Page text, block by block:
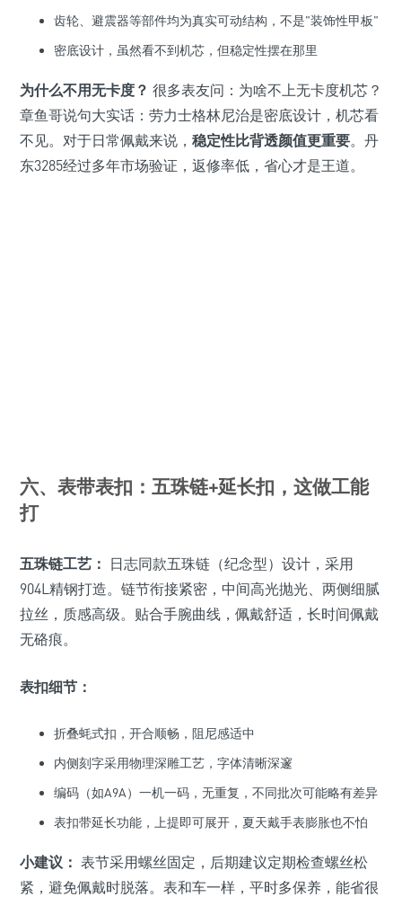
齿轮、避震器等部件均为真实可动结构，不是"装饰性甲板"
密底设计，虽然看不到机芯，但稳定性摆在那里
为什么不用无卡度？ 很多表友问：为啥不上无卡度机芯？
章鱼哥说句大实话：劳力士格林尼治是密底设计，机芯看
不见。对于日常佩戴来说， 稳定性比背透颜值更重要。丹
东3285经过多年市场验证，返修率低，省心才是王道。
六、表带表扣：五珠链+延长扣，这做工能
打
五珠链工艺： 日志同款五珠链（纪念型）设计，采用
904L精钢打造。链节衔接紧密，中间高光抛光、两侧细腻
拉丝，质感高级。贴合手腕曲线，佩戴舒适，长时间佩戴
无硌痕。
表扣细节：
折叠蚝式扣，开合顺畅，阻尼感适中
内侧刻字采用物理深雕工艺，字体清晰深邃
编码（如A9A）一机一码，无重复，不同批次可能略有差异
表扣带延长功能，上提即可展开，夏天戴手表膨胀也不怕
小建议： 表节采用螺丝固定，后期建议定期检查螺丝松
紧，避免佩戴时脱落。表和车一样，平时多保养，能省很